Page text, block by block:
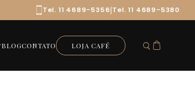
Tel. 11 4689-5356|Tel. 11 4689-5380
BLOGCONTATO LOJA CAFÉ